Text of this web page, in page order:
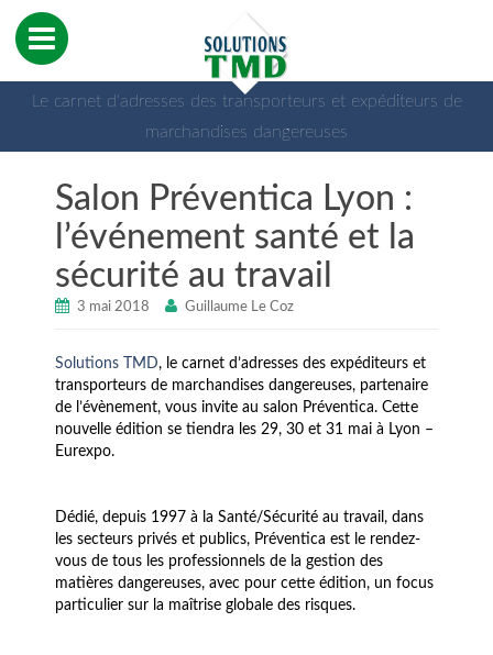
Le carnet d'adresses des transporteurs et expéditeurs de
marchandises dangereuses
Salon Préventica Lyon :
l’événement santé et la
sécurité au travail
3 mai 2018 Guillaume Le Coz
Solutions TMD, le carnet d’adresses des expéditeurs et
transporteurs de marchandises dangereuses, partenaire
de l’évènement, vous invite au salon Préventica. Cette
nouvelle édition se tiendra les 29, 30 et 31 mai à Lyon –
Eurexpo.
Dédié, depuis 1997 à la Santé/Sécurité au travail, dans
les secteurs privés et publics, Préventica est le rendez-
vous de tous les professionnels de la gestion des
matières dangereuses, avec pour cette édition, un focus
particulier sur la maîtrise globale des risques.